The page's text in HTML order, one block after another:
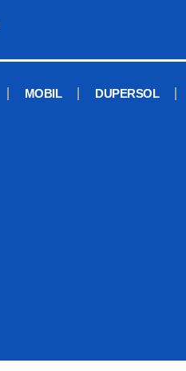
MOBIL DUPERSOL